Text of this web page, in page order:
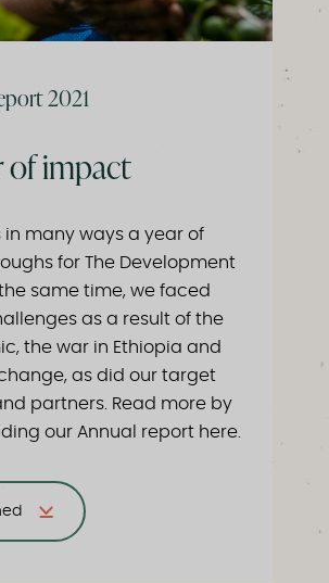
2021
of impact
in many ways a year of
for The Development
the same time, we faced
as a result of the
the war in Ethiopia and
as did our target
partners. Read more by
our Annual report here.